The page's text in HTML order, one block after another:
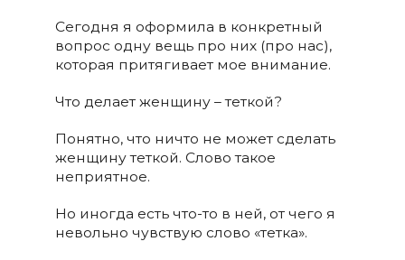
Сегодня я оформила в конкретный
вопрос одну вещь про них (про нас),
которая притягивает мое внимание.
Что делает женщину – теткой?
Понятно, что ничто не может сделать
женщину теткой. Слово такое
неприятное.
Но иногда есть что-то в ней, от чего я
невольно чувствую слово «тетка».